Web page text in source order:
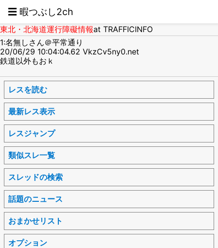
☰ 暇つぶし2ch
東北・北海道運行障礙情報at TRAFFICINFO
1:名無しさん＠平常通り
20/06/29 10:04:04.62 VkzCv5ny0.net
鉄道以外もおｋ
レスを読む
最新レス表示
レスジャンプ
類似スレ一覧
スレッドの検索
話題のニュース
おまかせリスト
オプション